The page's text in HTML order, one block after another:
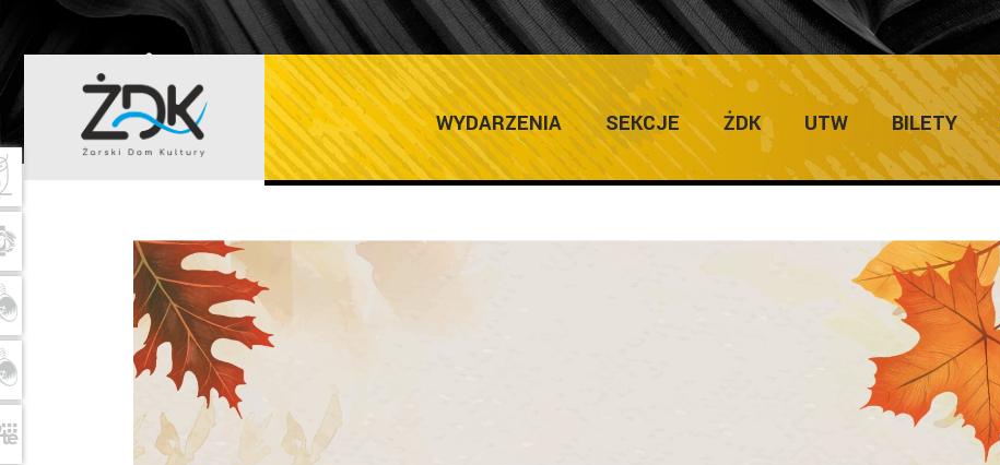
WYDARZENIA SEKCJE ŻDK UTW BILETY
ŻARSKI DOM KULTURY Home /Uniwersytet Trzeciego Wieku